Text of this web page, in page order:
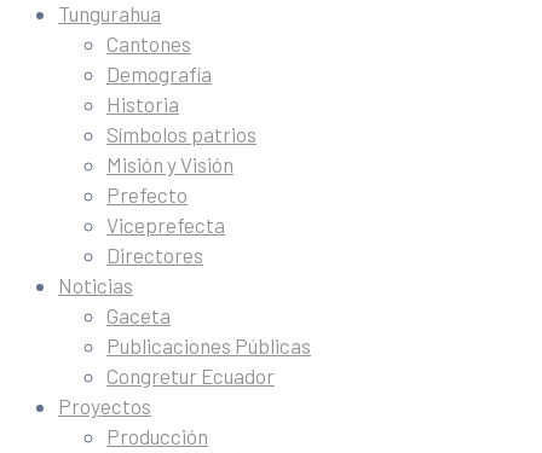
Tungurahua
Cantones
Demografía
Historia
Símbolos patrios
Misión y Visión
Prefecto
Viceprefecta
Directores
Noticias
Gaceta
Publicaciones Públicas
Congretur Ecuador
Proyectos
Producción